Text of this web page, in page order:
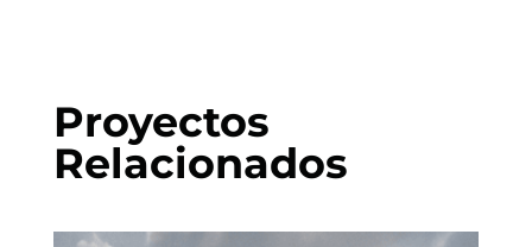
Proyectos
Relacionados